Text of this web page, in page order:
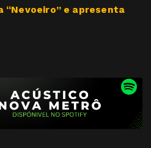
“Nevoeiro” e apresenta